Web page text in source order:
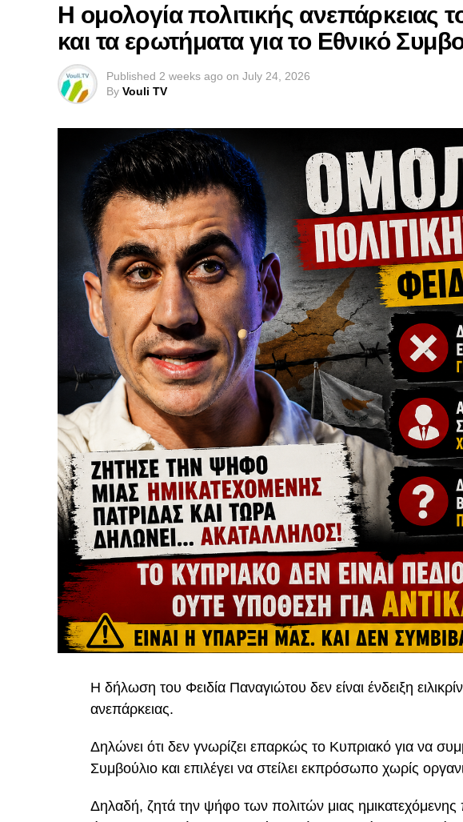
Η ομολογία πολιτικής ανεπάρκειας
και τα ερωτήματα για το Εθνικό
Published 2 weeks ago on July 24, 2026
By Vouli TV
Η δήλωση του Φειδία Παναγιώτου δεν είναι ένδειξη
ανεπάρκειας.
Δηλώνει ότι δεν γνωρίζει επαρκώς το Κυπριακό για να
Συμβούλιο και επιλέγει να στείλει εκπρόσωπο χωρίς
Δηλαδή, ζητά την ψήφο των πολιτών μιας ημικατεχόμενης